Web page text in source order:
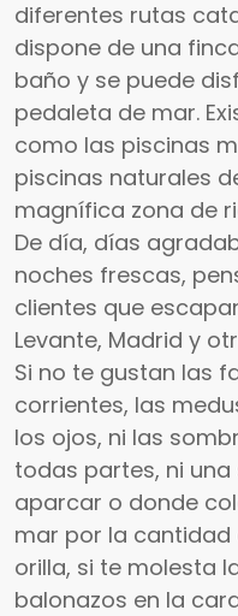
diferentes rutas
dispone de una
baño y se puede
pedaleta de mar.
como las piscinas
piscinas naturales
magnífica zona de
De día, días
noches frescas,
clientes que
Levante, Madrid y
Si no te gustan las
corrientes, las
los ojos, ni las
todas partes, ni
aparcar o donde
mar por la cantidad
orilla, si te molesta
balonazos en la